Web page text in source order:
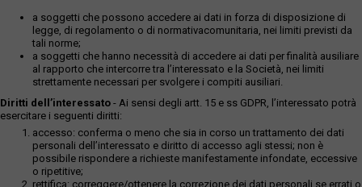
a soggetti che possono accedere ai dati in forza di disposizione di
legge, di regolamento o di normativacomunitaria, nei limiti previsti da
tali norme;
a soggetti che hanno necessità di accedere ai dati per finalità ausiliare
al rapporto che intercorre tra l’interessato e la Società, nei limiti
strettamente necessari per svolgere i compiti ausiliari.
Diritti dell’interessato - Ai sensi degli artt. 15 e ss GDPR, l’interessato potrà
esercitare i seguenti diritti:
accesso: conferma o meno che sia in corso un trattamento dei dati
personali dell’interessato e diritto di accesso agli stessi; non è
possibile rispondere a richieste manifestamente infondate, eccessive
o ripetitive;
rettifica: correggere/ottenere la correzione dei dati personali se errati o